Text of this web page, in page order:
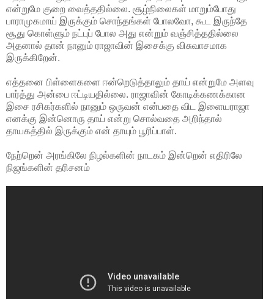
என்றுமே குறை வைத்ததில்லை. சூழ்நிலைகள் மாறும்போது
பாராமுகமாய் இருக்கும் சொந்தங்கள் போலவோ, கூட இருந்தே
சூது கொள்ளும் நட்புப் போல அது என்றும் வஞ்சித்ததில்லை
அதனால் தான் நானும் ராஜாவின் இசைக்கு விசுவாசமாக
இருக்கிறேன்.
எத்தனை பிள்ளைகளை ஈன்றெடுத்தாலும் தாய் என்றுமே அளவு
பார்த்து அன்பை ஈட்டியதில்லை. ராஜாவின் கோடிக்கணக்கான
இசை ரசிகர்களில் நானும் ஒருவன் என்பதை விட இளையராஜா
எனக்கு இன்னொரு தாய் என்று சொல்வதை அறிந்தால்
தாயகத்தில் இருக்கும் என் தாயும் பூரிப்பாள்.
நேற்றென் அரங்கிலே நிழல்களின் நாடகம் இன்றென் எதிரிலே
நிஜங்களின் தரிசனம்